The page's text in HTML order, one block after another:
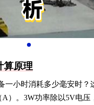
算原理
一小时消耗多少毫安时
）。3W功率除以5V电压